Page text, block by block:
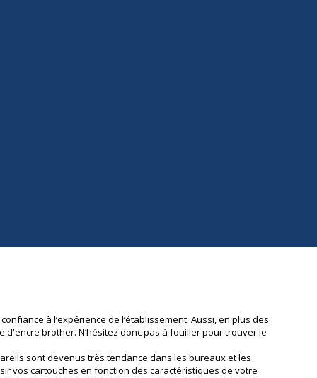
à l’expérience de l’établissement. Aussi, en plus des
brother. N’hésitez donc pas à fouiller pour trouver le
sont devenus très tendance dans les bureaux et les
vos cartouches en fonction des caractéristiques de votre